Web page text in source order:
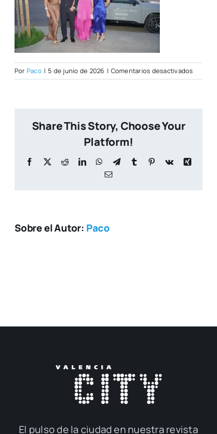
Por Paco | 5 de junio de 2026 | Comentarios desactivadosen
Share This Story, Choose Your
Platform!
Facebook
X RedditLinkedInWhatsApp
TelegramTumblr Pinterest
Vk
Xing
Correo
Sobre el Autor: Paco
El pul­so de la ciu­dad en nues­tra revis­ta